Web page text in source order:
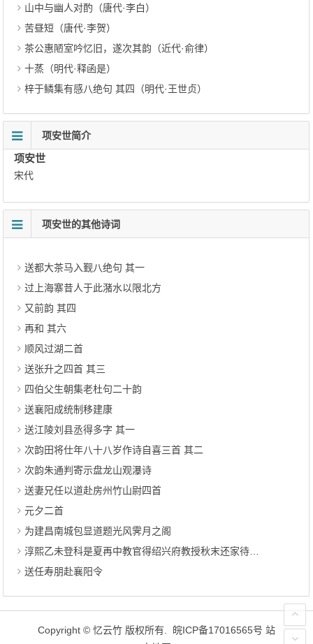
山中与幽人对酌（唐代·李白）
苦昼短（唐代·李贺）
茶公惠陋室吟忆旧，遂次其韵（近代·俞律）
十蒸（明代·释函是）
梓于鳞集有感八绝句 其四（明代·王世贞）
项安世简介
项安世
宋代
项安世的其他诗词
送都大茶马入觐八绝句 其一
过上海寨昔人于此潴水以限北方
又前韵 其四
再和 其六
顺风过湖二首
送张升之四首 其三
四伯父生朝集老杜句二十韵
送襄阳成统制移建康
送江陵刘县丞得多字 其一
次韵田将仕年八十八岁作诗自喜三首 其二
次韵朱通判寄示盘龙山观瀑诗
送妻兄任以道赴房州竹山尉四首
元夕二首
为建昌南城包显道题光风霁月之阁
淳熙乙未登科是夏再中教官得绍兴府教授秋末还家待阙时杨枢密为帅送程先生赴省八绝句 其三
送任寿朋赴襄阳令
Copyright © 忆云竹 版权所有. 皖ICP备17016565号 站